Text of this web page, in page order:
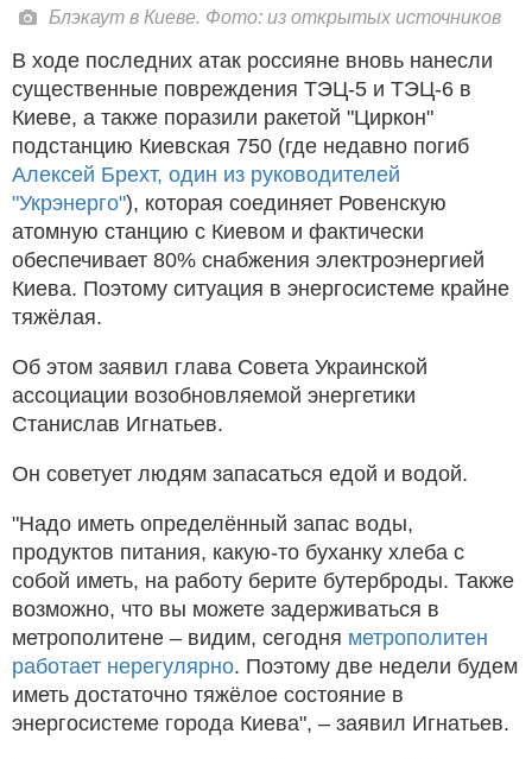
Блэкаут в Киеве. Фото: из открытых источников
В ходе последних атак россияне вновь нанесли
существенные повреждения ТЭЦ-5 и ТЭЦ-6 в
Киеве, а также поразили ракетой "Циркон"
подстанцию ​​Киевская 750 (где недавно погиб
Алексей Брехт, один из руководителей
"Укрэнерго"), которая соединяет Ровенскую
атомную станцию ​​с Киевом и фактически
обеспечивает 80% снабжения электроэнергией
Киева. Поэтому ситуация в энергосистеме крайне
тяжёлая.
Об этом заявил глава Совета Украинской
ассоциации возобновляемой энергетики
Станислав Игнатьев.
Он советует людям запасаться едой и водой.
"Надо иметь определённый запас воды,
продуктов питания, какую-то буханку хлеба с
собой иметь, на работу берите бутерброды. Также
возможно, что вы можете задерживаться в
метрополитене – видим, сегодня метрополитен
работает нерегулярно. Поэтому две недели будем
иметь достаточно тяжёлое состояние в
энергосистеме города Киева", – заявил Игнатьев.